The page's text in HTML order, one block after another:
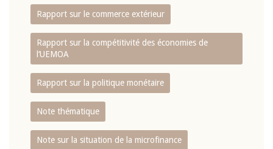
Rapport sur le commerce extérieur
Rapport sur la compétitivité des économies de
l‘UEMOA
Rapport sur la politique monétaire
Note thématique
Note sur la situation de la microfinance